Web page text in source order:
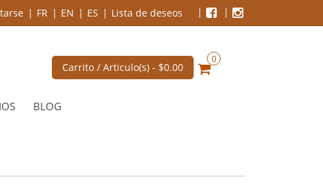
FR EN ES Lista de deseos
Carrito / Articulo(s) - $0.00
0
BLOG